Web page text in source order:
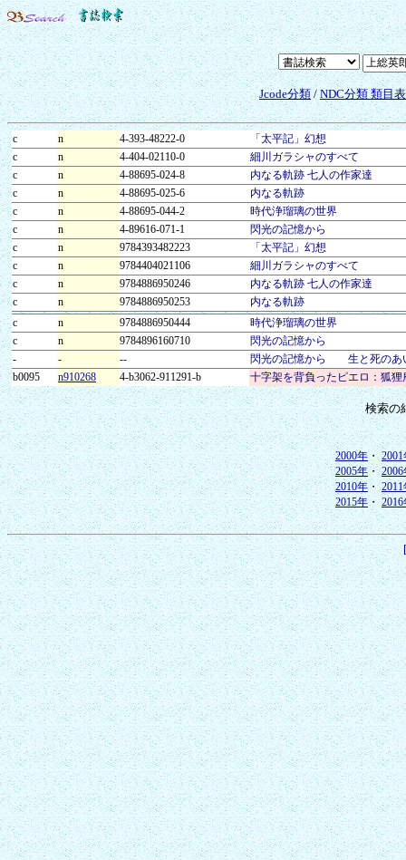
Jcode分類/NDC分類 類目
c n 4-393-48222-0
「太平記」幻想
c
n 4-404-02110-0
細川ガラシャのすべて
c
n 4-88695-024-8
内なる軌跡 七人の作家達
c
n 4-88695-025-6
内なる軌跡
c
n 4-88695-044-2
時代浄瑠璃の世界
c
n 4-89616-071-1
閃光の記憶から
c
n 9784393482223
「太平記」幻想
c
n 9784404021106
細川ガラシャのすべて
c
n 9784886950246
内なる軌跡 七人の作家達
c
n 9784886950253
内なる軌跡
c
n 9784886950444
時代浄瑠璃の世界
c
n 9784896160710
閃光の記憶から
-
- --
閃光の記憶から 生と死のあ
b0095
n910268 4-b3062-911291-b 十字架を背負ったピエロ：狐
検索の
2000年・2001
2005年・2006
2010年・2011
2015年・2016